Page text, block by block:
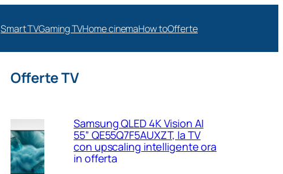
Smart TVGaming TVHome cinemaHow toOfferte
Offerte TV
Samsung QLED 4K Vision AI
55” QE55Q7F5AUXZT, la TV
con upscaling intelligente ora
in offerta